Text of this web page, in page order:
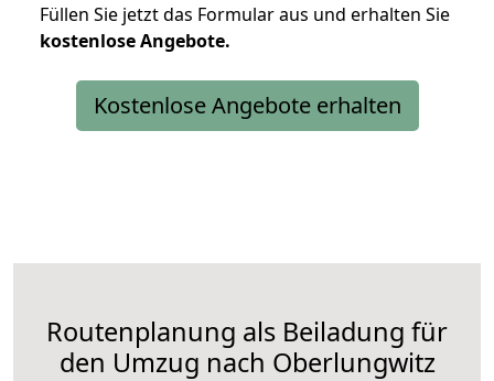
Füllen Sie jetzt das Formular aus und erhalten Sie
kostenloseAngebote.
Kostenlose Angebote erhalten
Routenplanung als Beiladung für
den Umzug nach Oberlungwitz